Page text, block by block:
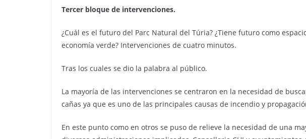
Tercer bloque de intervenciones.
¿Cuál es el futuro del Parc Natural del Túria? ¿Tiene futuro como
economía verde? Intervenciones de cuatro minutos.
Tras los cuales se dio la palabra al público.
La mayoría de las intervenciones se centraron en la necesidad de
cañas ya que es uno de las principales causas de incendio y
En este punto como en otros se puso de relieve la necesidad de una